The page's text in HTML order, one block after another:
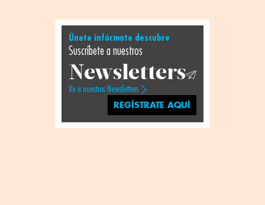
Únete infórmate descubre
Suscríbete a nuestros
Newsletters
Ve a nuestros Newsletters
REGÍSTRATE AQUÍ